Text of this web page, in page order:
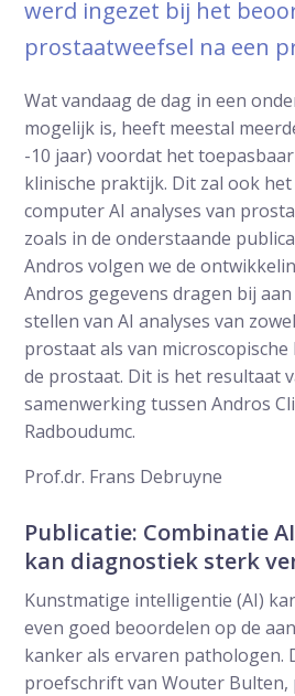
werd ingezet bij het
prostaatweefsel na een
Wat vandaag de dag in een
mogelijk is, heeft meestal
-10 jaar) voordat het
klinische praktijk. Dit zal ook
computer AI analyses van
zoals in de onderstaande
Andros volgen we de
Andros gegevens dragen bij
stellen van AI analyses van
prostaat als van
de prostaat. Dit is het resultaat
samenwerking tussen Andros
Radboudumc.
Prof.dr. Frans Debruyne
Publicatie: Combinatie
kan diagnostiek sterk
Kunstmatige intelligentie (AI)
even goed beoordelen op de
kanker als ervaren pathologen.
proefschrift van Wouter Bulten,